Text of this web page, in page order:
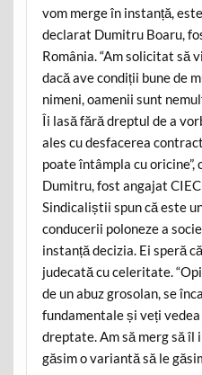
vom merge în instanță,
declarat Dumitru Boaru,
România. “Am solicitat să
dacă ave condiții bune de
nimeni, oamenii sunt
Îi lasă fără dreptul de a
ales cu desfacerea
poate întâmpla cu
Dumitru, fost angajat
Sindicaliștii spun că este
conducerii poloneze a
instanță decizia. Ei speră
judecată cu celeritate.
de un abuz grosolan, se
fundamentale și veți
dreptate. Am să merg să îl
găsim o variantă să le